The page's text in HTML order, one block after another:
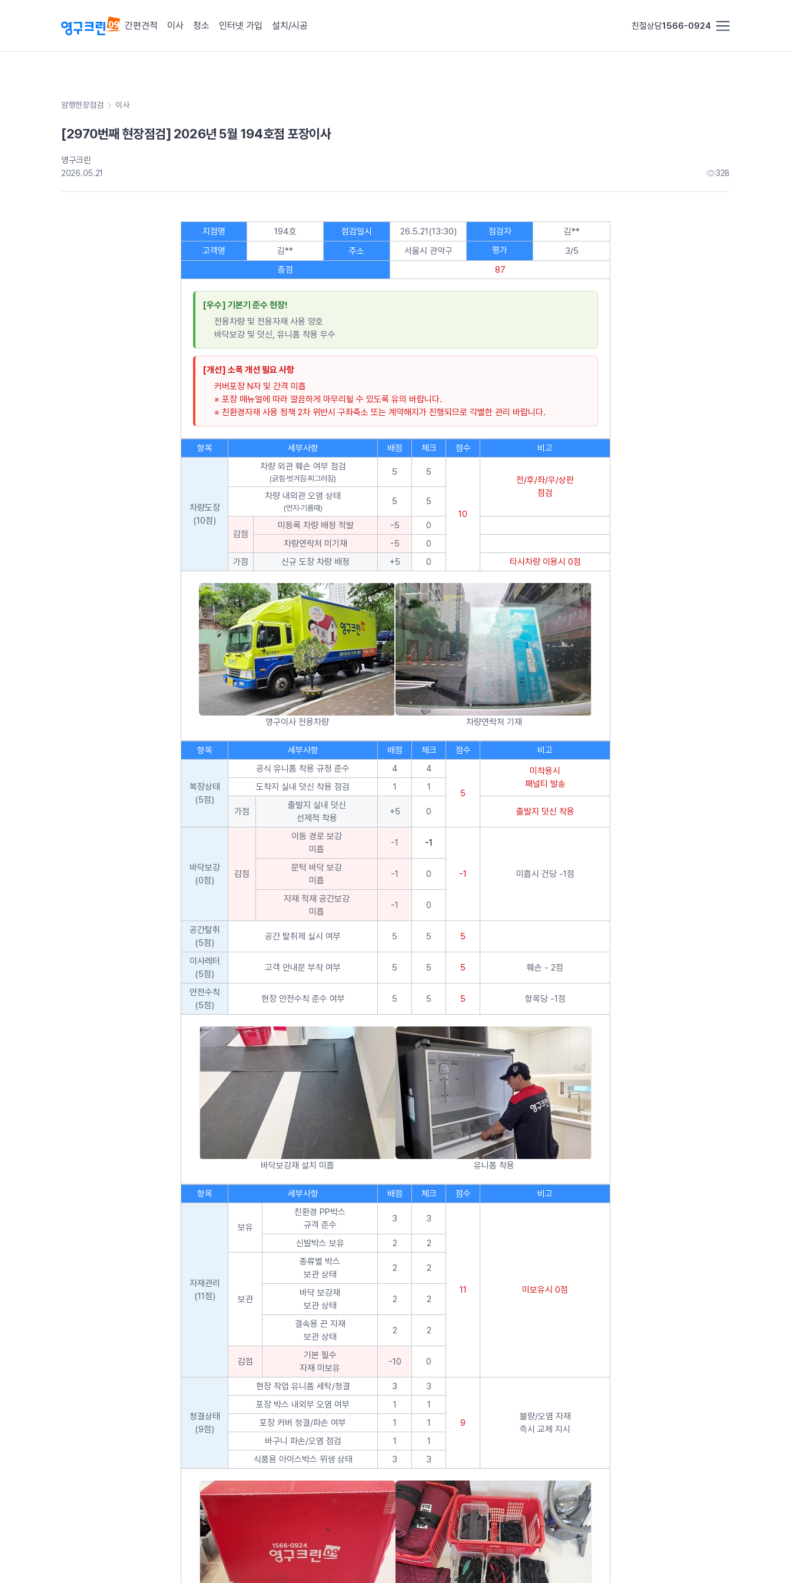
간편견적 이사 청소 인터넷 가입 설치/시공 친절상담1566-0924
암행현장점검 이사
[2970번째 현장점검] 2026년 5월 194호점 포장이사
영구크린
2026.05.21 328
지점명 194호 점검일시 26.5.21(13:30) 점검자
김**
고객명
김** 주소 서울시 관악구 평가
3/5
총점
87
[우수] 기본기 준수 현장!
전용차량 및 전용자재 사용 양호
바닥보강 및 덧신, 유니폼 착용 우수
[개선] 소폭 개선 필요 사항
커버포장 N자 및 간격 미흡
※ 포장 매뉴얼에 따라 깔끔하게 마무리될 수 있도록 유의 바랍니다.
※ 친환경자재 사용 정책 2차 위반시 구좌축소 또는 계약해지가 진행되므로 각별한 관리 바랍니다.
항목 세부사항 배점 체크 점수 비고
차량도장
(10점)
차량 외관 훼손 여부 점검
(긁힘·벗겨짐·찌그러짐)
5 5
10
전/후/좌/우/상판
점검
차량 내외관 오염 상태
(먼지·기름때)
5 5
감점
미등록 차량 배정 적발 -5
0
차량연락처 미기재
-5
0
가점
신규 도장 차량 배정 +5 0 타사차량 이용시 0점
영구이사 전용차량 차량연락처 기재
항목 세부사항 배점 체크 점수 비고
복장상태
(5점)
공식 유니폼 착용 규정 준수 4 4
5
미착용시
패널티 발송
도착지 실내 덧신 착용 점검 1 1
가점
출발지 실내 덧신
선제적 착용
+5 0 출발지 덧신 착용
바닥보강
(0점)
감점
이동 경로 보강
미흡
-1 -1
-1 미흡시 건당 -1점
문턱 바닥 보강
미흡
-1 0
자재 적재 공간보강
미흡
-1 0
공간탈취
(5점)
공간 탈취제 실시 여부 5 5 5
이사레터
(5점)
고객 안내문 부착 여부 5 5 5 훼손 - 2점
안전수칙
(5점)
현장 안전수칙 준수 여부 5 5 5 항목당 -1점
바닥보강재 설치 미흡 유니폼 착용
항목 세부사항 배점 체크 점수 비고
자재관리
(11점)
보유
친환경 PP박스
규격 준수
3 3
11 미보유시 0점
신발박스 보유 2 2
보관
종류별 박스
보관 상태
2 2
바닥 보강재
보관 상태
2 2
결속용 끈 자재
보관 상태
2 2
감점
기본 필수
자재 미보유
-10 0
청결상태
(9점)
현장 작업 유니폼 세탁/청결 3 3
9
불량/오염 자재
즉시 교체 지시
포장 박스 내외부 오염 여부 1
1
포장 커버 청결/파손 여부
1
1
바구니 파손/오염 점검
1
1
식품용 아이스박스 위생 상태
3 3